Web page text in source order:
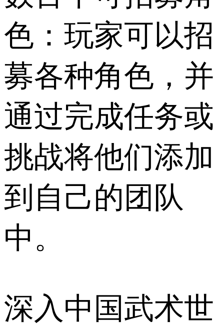
色：玩家可以招
募各种角色，并
通过完成任务或
挑战将他们添加
到自己的团队
中。
深入中国武术世